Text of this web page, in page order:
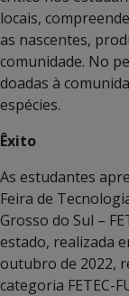
locais,
as nascentes,
comunidade. No
doadas à
espécies.
Êxito
As estudantes
Feira de
Grosso do Sul –
estado, realizada
outubro de 2022,
categoria FETEC-